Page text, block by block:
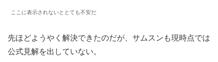
ここに表示されないととても不安だ
先ほどようやく解決できたのだが、サムスンも現時点では
公式見解を出していない。